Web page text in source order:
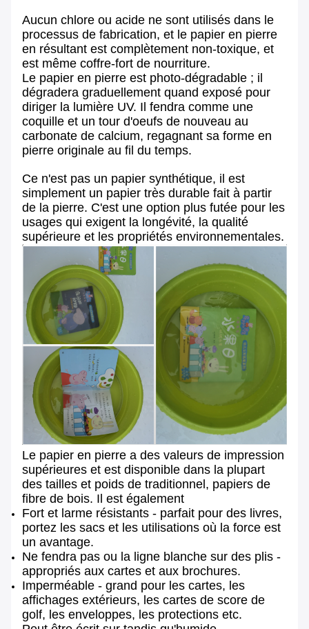
Aucun chlore ou acide ne sont utilisés dans le
processus de fabrication, et le papier en pierre
en résultant est complètement non-toxique, et
est même coffre-fort de nourriture.
Le papier en pierre est photo-dégradable ; il
dégradera graduellement quand exposé pour
diriger la lumière UV. Il fendra comme une
coquille et un tour d'oeufs de nouveau au
carbonate de calcium, regagnant sa forme en
pierre originale au fil du temps.
Ce n'est pas un papier synthétique, il est
simplement un papier très durable fait à partir
de la pierre. C'est une option plus futée pour les
usages qui exigent la longévité, la qualité
supérieure et les propriétés environnementales.
Le papier en pierre a des valeurs de impression
supérieures et est disponible dans la plupart
des tailles et poids de traditionnel, papiers de
fibre de bois. Il est également
Fort et larme résistants - parfait pour des livres,
portez les sacs et les utilisations où la force est
un avantage.
Ne fendra pas ou la ligne blanche sur des plis -
appropriés aux cartes et aux brochures.
Imperméable - grand pour les cartes, les
affichages extérieurs, les cartes de score de
golf, les enveloppes, les protections etc.